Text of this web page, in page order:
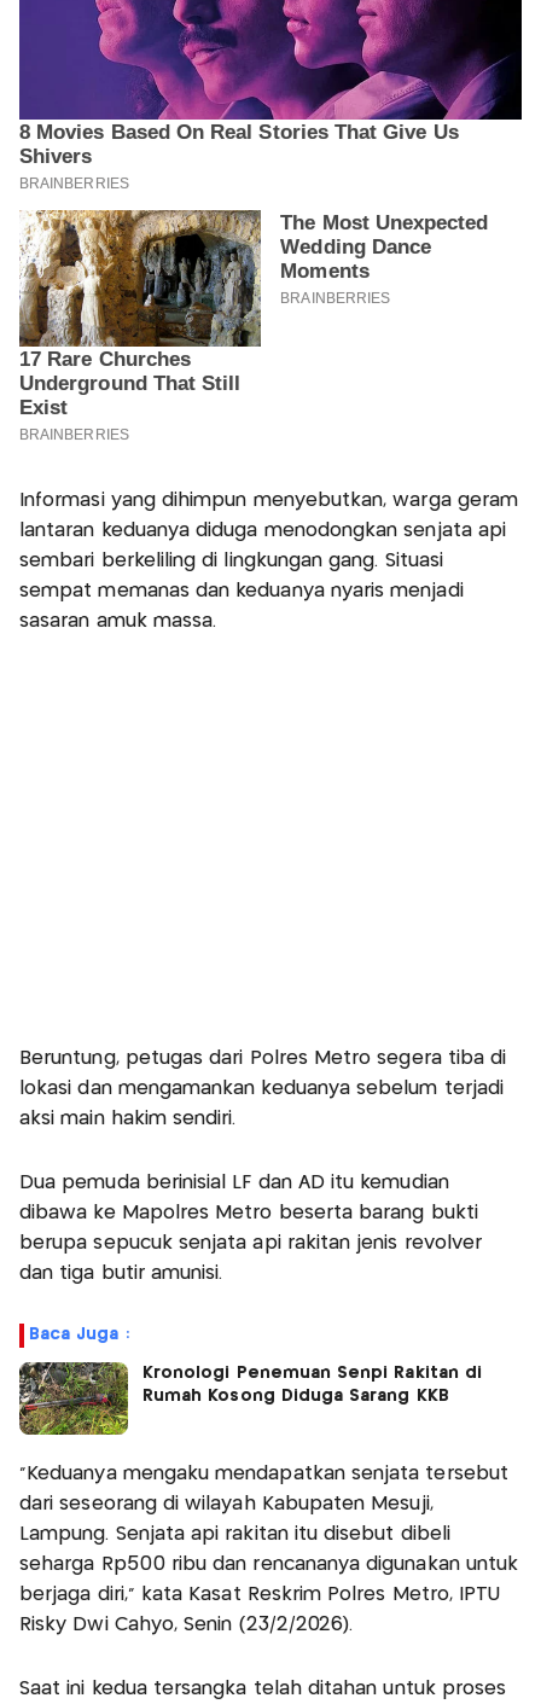
Informasi yang dihimpun menyebutkan, warga geram
lantaran keduanya diduga menodongkan senjata api
sembari berkeliling di lingkungan gang. Situasi
sempat memanas dan keduanya nyaris menjadi
sasaran amuk massa.
Beruntung, petugas dari Polres Metro segera tiba di
lokasi dan mengamankan keduanya sebelum terjadi
aksi main hakim sendiri.
Dua pemuda berinisial LF dan AD itu kemudian
dibawa ke Mapolres Metro beserta barang bukti
berupa sepucuk senjata api rakitan jenis revolver
dan tiga butir amunisi.
Baca Juga :
Kronologi Penemuan Senpi Rakitan di
Rumah Kosong Diduga Sarang KKB
"Keduanya mengaku mendapatkan senjata tersebut
dari seseorang di wilayah Kabupaten Mesuji,
Lampung. Senjata api rakitan itu disebut dibeli
seharga Rp500 ribu dan rencananya digunakan untuk
berjaga diri," kata Kasat Reskrim Polres Metro, IPTU
Risky Dwi Cahyo, Senin (23/2/2026).
Saat ini kedua tersangka telah ditahan untuk proses